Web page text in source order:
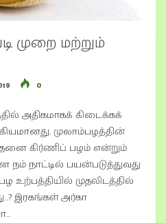
முறை மற்றும்
0
அதிகமாகக் கிடைக்கக்
முலாம்பழத்தின்
கிர்ணிப் பழம் என்றும்
நாட்டில் பயன்படுத்துவது
உற்பத்தியில் முதலிடத்தில்
இரகங்கள் அர்கா